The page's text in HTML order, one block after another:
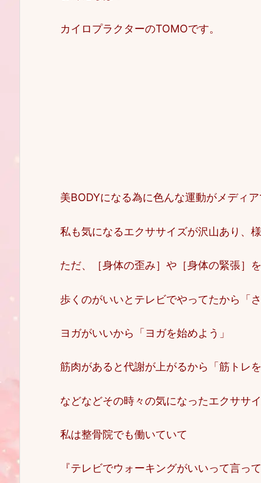
カイロプラクターのTOMOです。
美BODYになる為に色んな運動がメディア
私も気になるエクササイズが沢山あり、
ただ、［身体の歪み］や［身体の緊張］
歩くのがいいとテレビでやってたから「
ヨガがいいから「ヨガを始めよう」
筋肉があると代謝が上がるから「筋トレを
などなどその時々の気になったエクササ
私は整骨院でも働いていて
『テレビでウォーキングがいいって言っ